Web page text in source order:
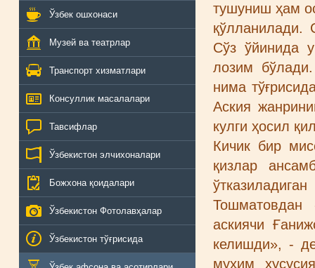
Ўзбек ошхонаси
Музей ва театрлар
Транспорт хизматлари
Консуллик масалалари
Тавсифлар
Ўзбекистон элчихоналари
Божхона қоидалари
Ўзбекистон Фотолавҳалар
Ўзбекистон тўғрисида
тушуниш ҳам
қўлланилади.
Сўз ўйинида
лозим
нима
Аския
кулги ҳосил
Кичик бир
қизлар
аскиячи
келишди», -
муҳим